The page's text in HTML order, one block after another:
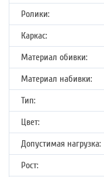
Ролики:
Каркас:
Материал обивки:
Материал набивки:
Тип:
Цвет:
Допустимая нагрузка:
Рост: